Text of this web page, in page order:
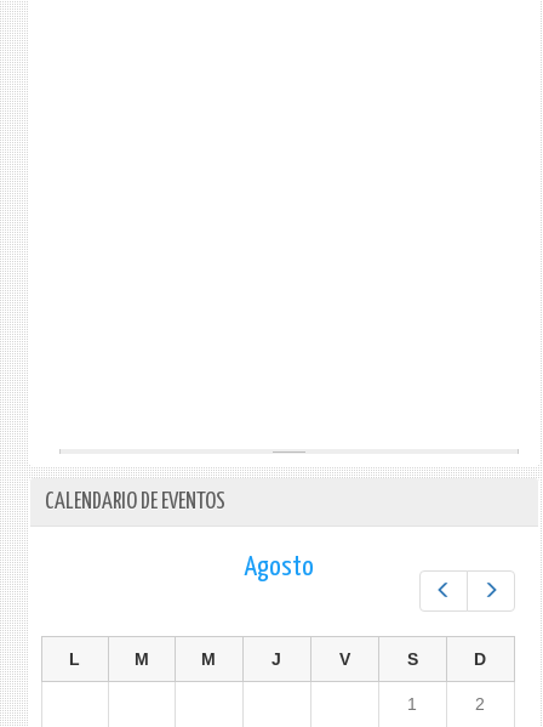
CALENDARIO DE EVENTOS
Agosto
L M M J V S D
1 2